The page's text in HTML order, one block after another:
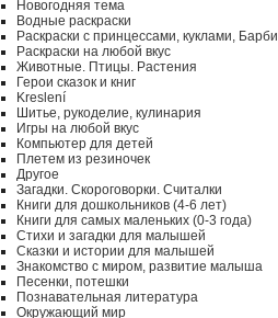
Новогодняя тема
Водные раскраски
Раскраски с принцессами, куклами, Барби
Раскраски на любой вкус
Животные. Птицы. Растения
Герои сказок и книг
Kreslení
Шитье, рукоделие, кулинария
Игры на любой вкус
Компьютер для детей
Плетем из резиночек
Другое
Загадки. Скороговорки. Считалки
Книги для дошкольников (4-6 лет)
Книги для самых маленьких (0-3 года)
Стихи и загадки для малышей
Сказки и истории для малышей
Знакомство с миром, развитие малыша
Песенки, потешки
Познавательная литература
Окружающий мир